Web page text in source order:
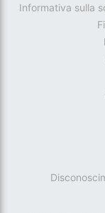
Informativa sulla